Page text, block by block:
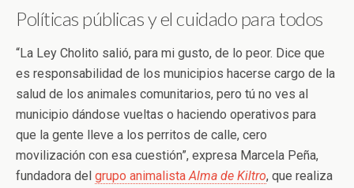
Políticas públicas y el cuidado para todos
“La Ley Cholito salió, para mi gusto, de lo peor. Dice que
es responsabilidad de los municipios hacerse cargo de la
salud de los animales comunitarios, pero tú no ves al
municipio dándose vueltas o haciendo operativos para
que la gente lleve a los perritos de calle, cero
movilización con esa cuestión”, expresa Marcela Peña,
fundadora del grupo animalistaAlma de Kiltro, que realiza